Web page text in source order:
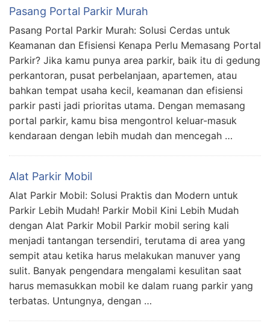
Pasang Portal Parkir Murah
Pasang Portal Parkir Murah: Solusi Cerdas untuk
Keamanan dan Efisiensi Kenapa Perlu Memasang Portal
Parkir? Jika kamu punya area parkir, baik itu di gedung
perkantoran, pusat perbelanjaan, apartemen, atau
bahkan tempat usaha kecil, keamanan dan efisiensi
parkir pasti jadi prioritas utama. Dengan memasang
portal parkir, kamu bisa mengontrol keluar-masuk
kendaraan dengan lebih mudah dan mencegah …
Alat Parkir Mobil
Alat Parkir Mobil: Solusi Praktis dan Modern untuk
Parkir Lebih Mudah! Parkir Mobil Kini Lebih Mudah
dengan Alat Parkir Mobil Parkir mobil sering kali
menjadi tantangan tersendiri, terutama di area yang
sempit atau ketika harus melakukan manuver yang
sulit. Banyak pengendara mengalami kesulitan saat
harus memasukkan mobil ke dalam ruang parkir yang
terbatas. Untungnya, dengan …